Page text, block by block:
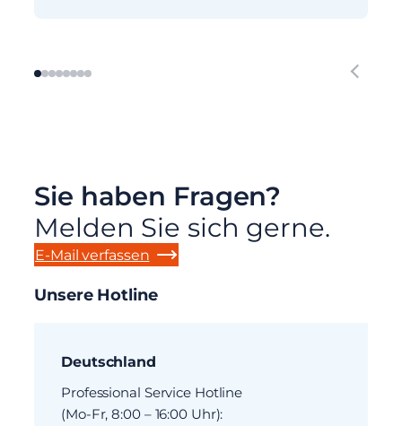
Sie haben Fragen?
Melden Sie sich gerne.
E-Mail verfassen
Unsere Hotline
Deutschland
Professional Service Hotline
(Mo-Fr, 8:00 – 16:00 Uhr):